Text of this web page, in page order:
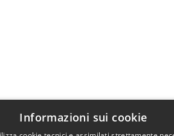
Informazioni sui cookie